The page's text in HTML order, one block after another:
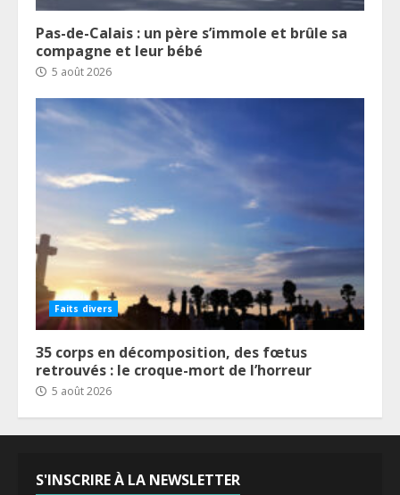
Pas-de-Calais : un père s’immole et brûle sa
compagne et leur bébé
5 août 2026
Faits divers
35 corps en décomposition, des fœtus
retrouvés : le croque-mort de l’horreur
5 août 2026
S'INSCRIRE À LA NEWSLETTER